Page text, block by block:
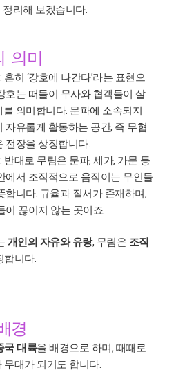
리해 보겠습니다.
의미
: 흔히 ‘강호에 나간다’라는 표현으
호는 떠돌이 무사와 협객들이 살
를 의미합니다. 문파에 소속되지
자유롭게 활동하는 공간, 즉 무협
전장을 상징합니다.
: 반대로 무림은 문파, 세가, 가문 등
에서 조직적으로 움직이는 무인들
합니다. 규율과 질서가 존재하며,
이 끊이지 않는 곳이죠.
개인의 자유와 유랑, 무림은 조직
합니다.
경
국 대륙을 배경으로 하며, 때때로
대가 되기도 합니다.